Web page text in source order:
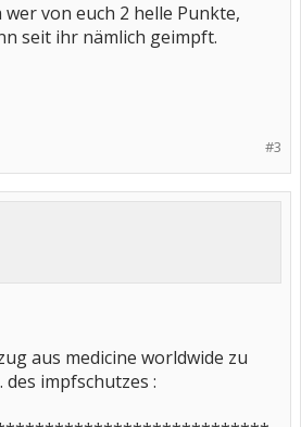
von euch 2 helle Punkte,
seit ihr nämlich geimpft.
#3
aus medicine worldwide zu
impfschutzes :